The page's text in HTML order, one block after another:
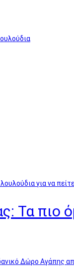
Τα πιο